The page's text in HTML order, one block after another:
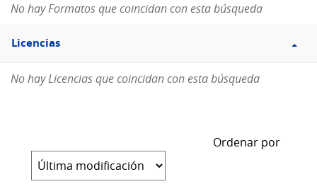
No hay Formatos que coincidan con esta búsqueda
Filtro
Licencias
Licencias
No hay Licencias que coincidan con esta búsqueda
Ordenar por